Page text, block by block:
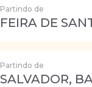
Partindo de
FEIRA DE
Partindo de
SALVADOR,